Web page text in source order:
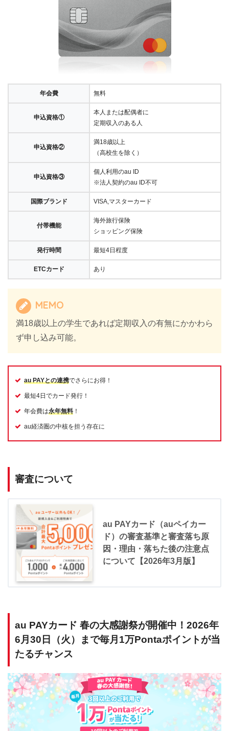
年会費 無料
申込資格①
本人または配偶者に
定期収入のある人
申込資格②
満18歳以上
（高校生を除く）
申込資格③
個人利用のau ID
※法人契約のau ID不可
国際ブランド VISA,マスターカード
付帯機能
海外旅行保険
ショッピング保険
発行時間 最短4日程度
ETCカード あり
MEMO
満18歳以上の学生であれば定期収入の有無にかかわら
ず申し込み可能。
au PAYとの連携でさらにお得！
最短4日でカード発行！
年会費は永年無料 ！
au経済圏の中核を担う存在に
審査について
au PAYカード（auペイカー
ド）の審査基準と審査落ち原
因・理由・落ちた後の注意点
について【2026年3月版】
au PAYカード 春の大感謝祭が開催中！2026年
6月30日（火）まで毎月1万Pontaポイントが当
たるチャンス